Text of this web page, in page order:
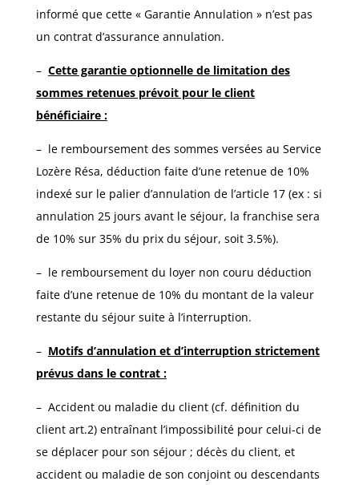
informé que cette « Garantie Annulation » n’est pas
un contrat d’assurance annulation.
– Cette garantie optionnelle de limitation des
sommes retenues prévoit pour le client
bénéficiaire :
– le remboursement des sommes versées au Service
Lozère Résa, déduction faite d’une retenue de 10%
indexé sur le palier d’annulation de l’article 17 (ex : si
annulation 25 jours avant le séjour, la franchise sera
de 10% sur 35% du prix du séjour, soit 3.5%).
– le remboursement du loyer non couru déduction
faite d’une retenue de 10% du montant de la valeur
restante du séjour suite à l’interruption.
– Motifs d’annulation et d’interruption strictement
prévus dans le contrat :
– Accident ou maladie du client (cf. définition du
client art.2) entraînant l’impossibilité pour celui-ci de
se déplacer pour son séjour ; décès du client, et
accident ou maladie de son conjoint ou descendants